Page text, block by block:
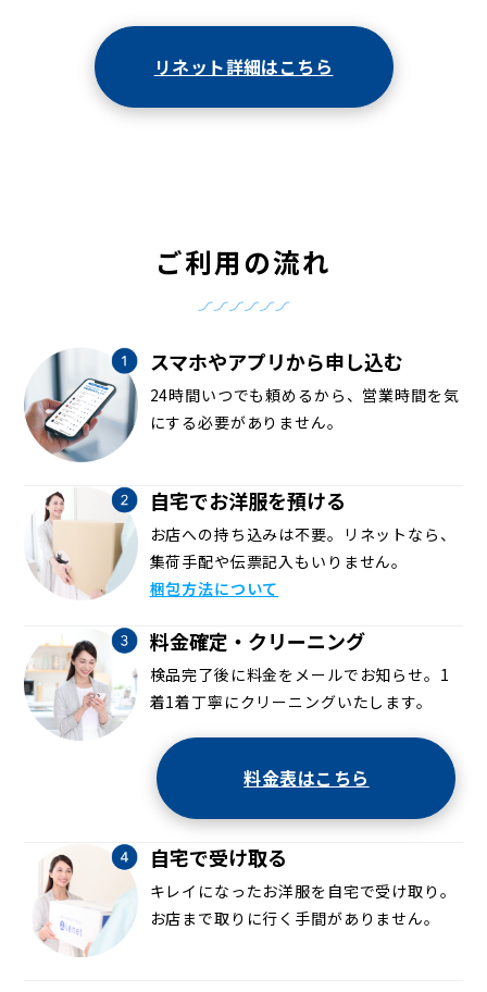
リネット詳細はこちら
ご利用の流れ
スマホやアプリから申し込む
24時間いつでも頼めるから、営業時間を気
にする必要がありません。
自宅でお洋服を預ける
お店への持ち込みは不要。リネットなら、
集荷手配や伝票記入もいりません。
梱包方法について
料金確定・クリーニング
検品完了後に料金をメールでお知らせ。1
着1着丁寧にクリーニングいたします。
料金表はこちら
自宅で受け取る
キレイになったお洋服を自宅で受け取り。
お店まで取りに行く手間がありません。